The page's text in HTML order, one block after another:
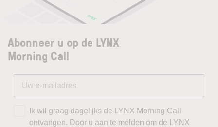
Abonneer u op de LYNX
Morning Call
Ik wil graag dagelijks de LYNX Morning Call
ontvangen. Door u aan te melden om de LYNX